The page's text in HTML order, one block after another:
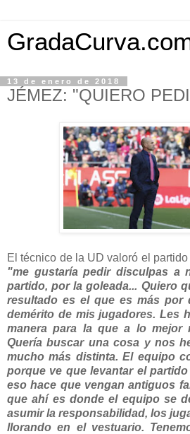
13 de enero de 2018
JÉMEZ: "QUIERO
El técnico de la UD valoró el
"me gustaría pedir disculpas a
partido, por la goleada... Quiero
resultado es el que es más por
demérito de mis jugadores. Les
manera para la que a lo mejor
Quería buscar una cosa y nos
mucho más distinta. El equipo
porque ve que levantar el
eso hace que vengan antiguos
que ahí es donde el equipo se
asumir la responsabilidad, los
llorando en el vestuario.